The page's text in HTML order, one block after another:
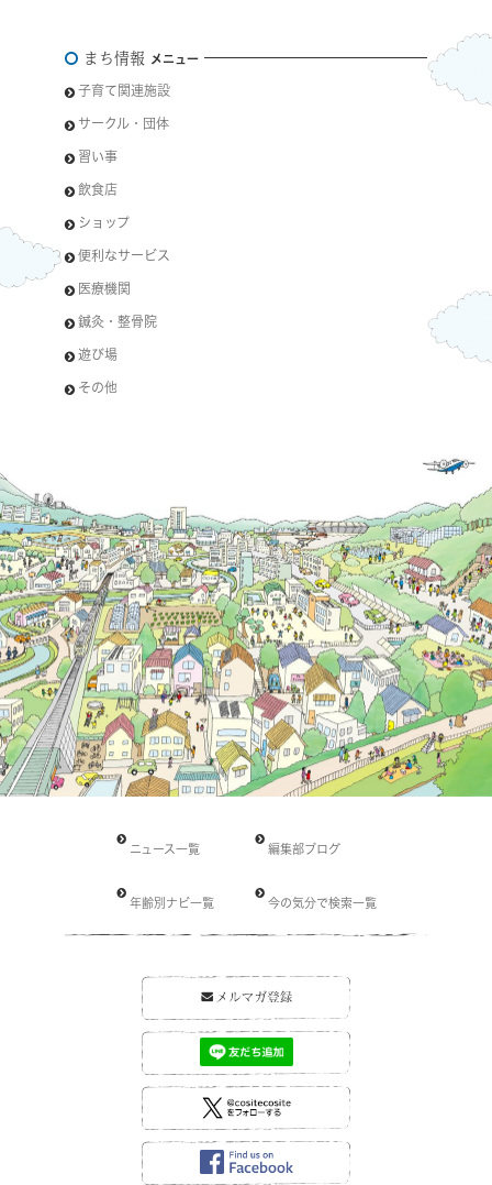
まち情報 メニュー
子育て関連施設
サークル・団体
習い事
飲食店
ショップ
便利なサービス
医療機関
鍼灸・整骨院
遊び場
その他
ニュース一覧 編集部ブログ
年齢別ナビ一覧 今の気分で検索一覧